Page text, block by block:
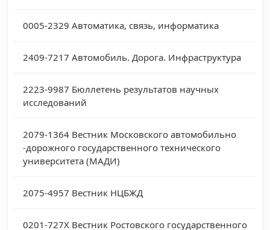
0005-2329 Автоматика, связь, информатика
2409-7217 Автомобиль. Дорога. Инфраструктура
2223-9987 Бюллетень результатов научных
исследований
2079-1364 Вестник Московского автомобильно
-дорожного государственного технического
университета (МАДИ)
2075-4957 Вестник НЦБЖД
0201-727Х Вестник Ростовского государственного